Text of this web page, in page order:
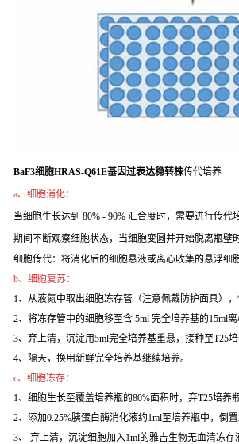
BaF3细胞HRAS-Q61E基因过表达稳转株传代培养
a、细胞消化：
当细胞生长达到 80% - 90% 汇合度时，需要进行传
期间不断观察细胞状态，当细胞变圆并开始脱离瓶壁
细胞传代：将消化后的细胞悬液或离心收集的悬浮细
b、细胞复苏：
1、从液氮中取出细胞冻存管（注意佩戴防护面具）
2、将冻存管中的细胞移至含 5ml 完全培养基的15ml离
3、弃上清，沉淀用5ml完全培养基重悬，接种至T25
4、隔天，换用新鲜完全培养基继续培养。
c、细胞冻存：
1、细胞生长至覆盖培养瓶的80%面积时，弃T25培养
2、添加0.25%胰蛋白酶消化液约1ml至培养瓶中，倒
3、 弃上清，沉淀细胞加入1ml的雅吉生物无血清冻存